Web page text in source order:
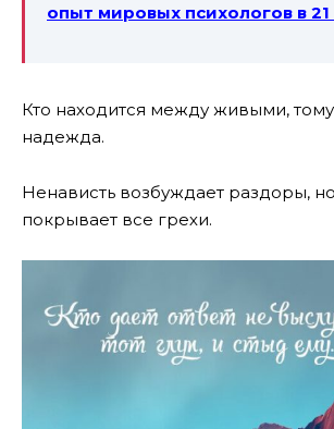
опыт мировых психологов в 21
Кто находится между живыми,
надежда.
Ненависть возбуждает раздоры,
покрывает все грехи.